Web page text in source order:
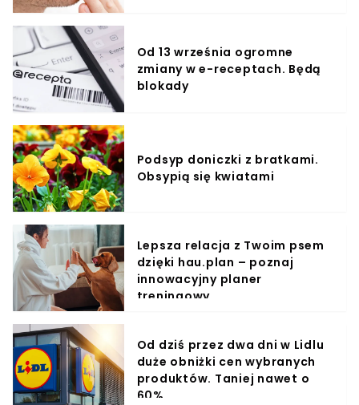
Od 13 września ogromne
zmiany w e-receptach. Będą
blokady
Podsyp doniczki z bratkami.
Obsypią się kwiatami
Lepsza relacja z Twoim psem
dzięki hau.plan – poznaj
innowacyjny planer
treningowy
Od dziś przez dwa dni w Lidlu
duże obniżki cen wybranych
produktów. Taniej nawet o
60%